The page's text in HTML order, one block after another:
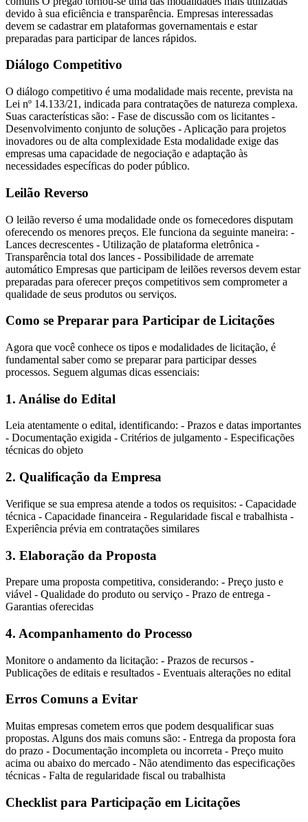
devido à sua eficiência e transparência. Empresas interessadas
devem se cadastrar em plataformas governamentais e estar
preparadas para participar de lances rápidos.
Diálogo Competitivo
O diálogo competitivo é uma modalidade mais recente, prevista na
Lei nº 14.133/21, indicada para contratações de natureza complexa.
Suas características são: - Fase de discussão com os licitantes -
Desenvolvimento conjunto de soluções - Aplicação para projetos
inovadores ou de alta complexidade Esta modalidade exige das
empresas uma capacidade de negociação e adaptação às
necessidades específicas do poder público.
Leilão Reverso
O leilão reverso é uma modalidade onde os fornecedores disputam
oferecendo os menores preços. Ele funciona da seguinte maneira: -
Lances decrescentes - Utilização de plataforma eletrônica -
Transparência total dos lances - Possibilidade de arremate
automático Empresas que participam de leilões reversos devem estar
preparadas para oferecer preços competitivos sem comprometer a
qualidade de seus produtos ou serviços.
Como se Preparar para Participar de Licitações
Agora que você conhece os tipos e modalidades de licitação, é
fundamental saber como se preparar para participar desses
processos. Seguem algumas dicas essenciais:
1. Análise do Edital
Leia atentamente o edital, identificando: - Prazos e datas importantes
- Documentação exigida - Critérios de julgamento - Especificações
técnicas do objeto
2. Qualificação da Empresa
Verifique se sua empresa atende a todos os requisitos: - Capacidade
técnica - Capacidade financeira - Regularidade fiscal e trabalhista -
Experiência prévia em contratações similares
3. Elaboração da Proposta
Prepare uma proposta competitiva, considerando: - Preço justo e
viável - Qualidade do produto ou serviço - Prazo de entrega -
Garantias oferecidas
4. Acompanhamento do Processo
Monitore o andamento da licitação: - Prazos de recursos -
Publicações de editais e resultados - Eventuais alterações no edital
Erros Comuns a Evitar
Muitas empresas cometem erros que podem desqualificar suas
propostas. Alguns dos mais comuns são: - Entrega da proposta fora
do prazo - Documentação incompleta ou incorreta - Preço muito
acima ou abaixo do mercado - Não atendimento das especificações
técnicas - Falta de regularidade fiscal ou trabalhista
Checklist para Participação em Licitações